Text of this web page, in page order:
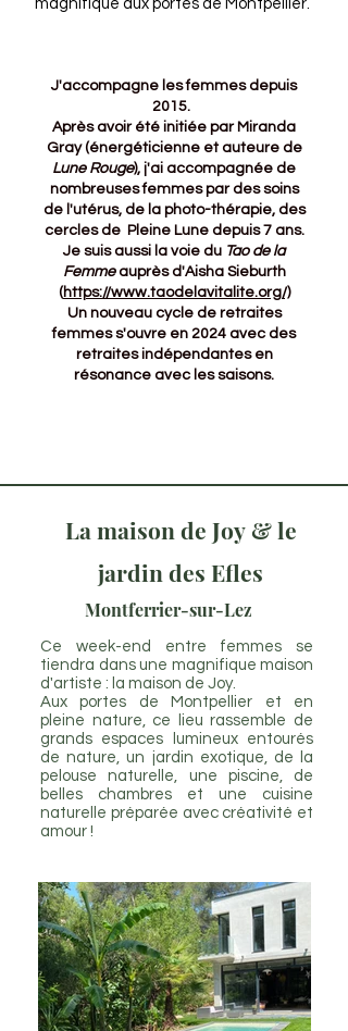
magnifique aux portes de Montpellier.
J'accompagne les femmes depuis
2015.
Après avoir été initiée par Miranda
Gray (énergéticienne et auteure de
Lune Rouge), j'ai accompagnée de
nombreuses femmes par des soins
de l'utérus, de la photo-thérapie, des
cercles de Pleine Lune depuis 7 ans.
Je suis aussi la voie du Tao de la
Femmeauprès d'Aisha Sieburth
(https://www.taodelavitalite.org/)
Un nouveau cycle de retraites
femmes s'ouvre en 2024 avec des
retraites indépendantes en
résonance avec les saisons.
La maison de Joy & le
jardin des Efles
Montferrier-sur-Lez
Ce week-end entre femmes se
tiendra dans une magnifique maison
d'artiste : la maison de Joy.
Aux portes de Montpellier et en
pleine nature, ce lieu rassemble de
grands espaces lumineux entourés
de nature, un jardin exotique, de la
pelouse naturelle, une piscine, de
belles chambres et une cuisine
naturelle préparée avec créativité et
amour !